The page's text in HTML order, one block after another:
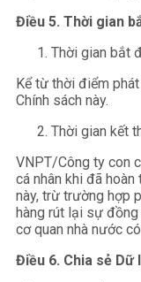
Điều 5. Thời gian
Thời gian bắt
Kể từ thời điểm
Chính sách này.
Thời gian kết
VNPT/Công ty con
cá nhân khi đã
này, trừ trường hợp
hàng rút lại sự
cơ quan nhà nước
Điều 6. Chia sẻ Dữ